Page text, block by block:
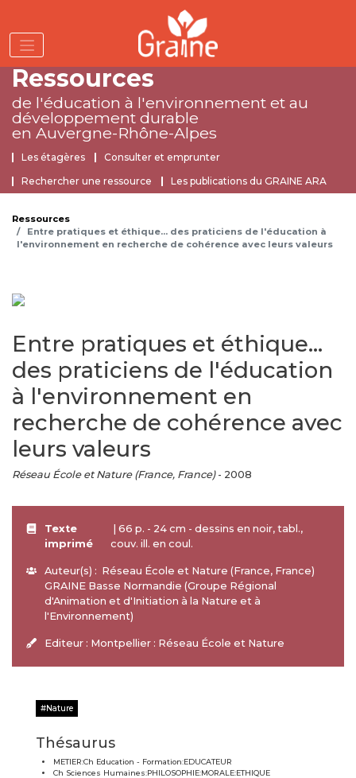
Aller
au
contenu
principal
Ressources
de l'éducation à l'environnement et au
développement durable
en Auvergne-Rhône-Alpes
Ressources
Les étagères
Consulter et emprunter
Rechercher une ressource
Les publications du GRAINE ARA
Ressources
Entre pratiques et éthique... des praticiens de l'éducation à
l'environnement en recherche de cohérence avec leurs valeurs
Entre pratiques et éthique...
des praticiens de l'éducation
à l'environnement en
recherche de cohérence avec
leurs valeurs
Réseau École et Nature (France, France)- 2008
Texte
imprimé
| 66 p. - 24 cm - dessins en noir, tabl.,
couv. ill. en coul.
Auteur(s) : Réseau École et Nature (France, France)
GRAINE Basse Normandie (Groupe Régional
d'Animation et d'Initiation à la Nature et à
l'Environnement)
Editeur : Montpellier : Réseau École et Nature
Nature
Thésaurus
METIER:Ch Education - Formation:EDUCATEUR
Ch Sciences Humaines:PHILOSOPHIE:MORALE:ETHIQUE